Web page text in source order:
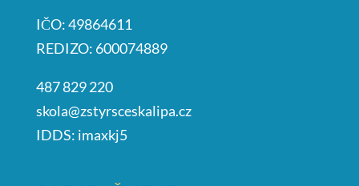
IČO: 49864611
REDIZO: 600074889
487 829 220
skola@zstyrsceskalipa.cz
IDDS: imaxkj5